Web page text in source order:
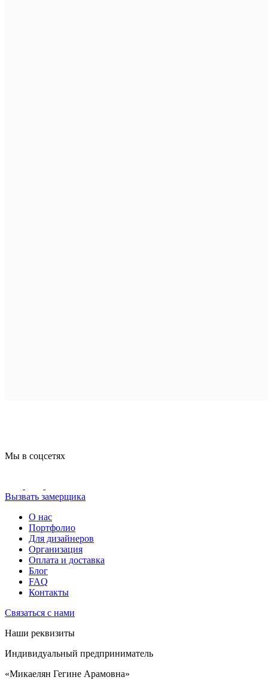
Мы в соцсетях
Вызвать замерщика
О нас
Портфолио
Для дизайнеров
Организация
Оплата и доставка
Блог
FAQ
Контакты
Связаться с нами
Наши реквизиты
Индивидуальный предприниматель
«Микаелян Гегине Арамовна»